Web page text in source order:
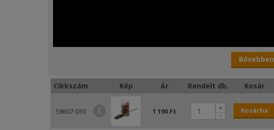
Bővebben
Cikkszám Kép Ár Rendelt db. Kosár
58607-030 1 190 Ft -
+ Kosárba